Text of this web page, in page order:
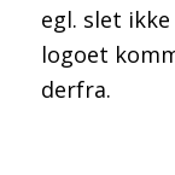
egl. slet
logoet
derfra.